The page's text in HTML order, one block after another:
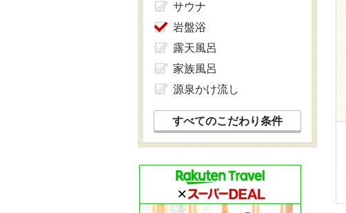
サウナ
岩盤浴
露天風呂
家族風呂
源泉かけ流し
すべてのこだわり条件